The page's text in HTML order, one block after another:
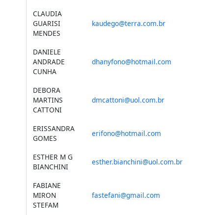
CLAUDIA
GUARISI
MENDES
kaudego@terra.com.br
DANIELE
ANDRADE
CUNHA
dhanyfono@hotmail.com
DEBORA
MARTINS
CATTONI
dmcattoni@uol.com.br
ERISSANDRA
GOMES
erifono@hotmail.com
ESTHER M G
BIANCHINI
esther.bianchini@uol.com.br
FABIANE
MIRON
STEFAM
fastefani@gmail.com